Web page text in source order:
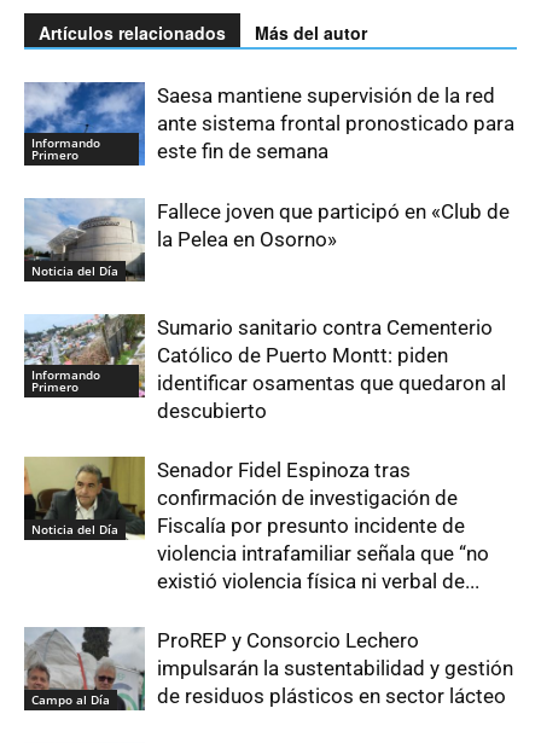
Artículos relacionados Más del autor
Informando
Primero
Saesa mantiene supervisión de la red
ante sistema frontal pronosticado para
este fin de semana
Noticia del Día
Fallece joven que participó en «Club de
la Pelea en Osorno»
Informando
Primero
Sumario sanitario contra Cementerio
Católico de Puerto Montt: piden
identificar osamentas que quedaron al
descubierto
Noticia del Día
Senador Fidel Espinoza tras
confirmación de investigación de
Fiscalía por presunto incidente de
violencia intrafamiliar señala que “no
existió violencia física ni verbal de...
Campo al Día
ProREP y Consorcio Lechero
impulsarán la sustentabilidad y gestión
de residuos plásticos en sector lácteo